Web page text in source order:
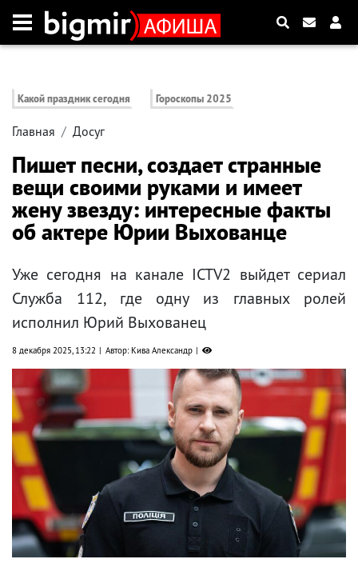
Какой праздник сегодня Гороскопы 2025
Главная Досуг
Пишет песни, создает странные
вещи своими руками и имеет
жену звезду: интересные факты
об актере Юрии Выхованце
Уже сегодня на канале ICTV2 выйдет сериал
Служба 112, где одну из главных ролей
исполнил Юрий Выхованец
8 декабря 2025, 13:22 Автор: Кива Александр